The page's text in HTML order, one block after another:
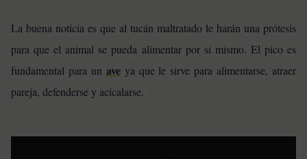
La buena noticia es que al tucán maltratado le harán una prótesis
para que el animal se pueda alimentar por sí mismo. El pico es
fundamental para un aveya que le sirve para alimentarse, atraer
pareja, defenderse y acicalarse.